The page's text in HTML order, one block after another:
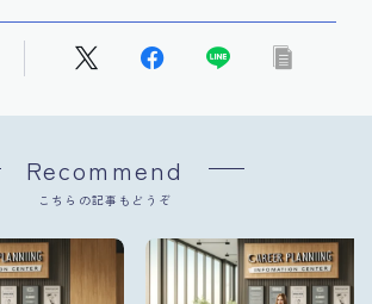
Recommend
こちらの記事もどうぞ